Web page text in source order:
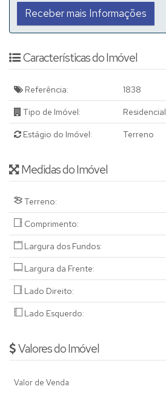
Características do Imóvel
Referência: 1838
Tipo de Imóvel: Residencial
Estágio do Imóvel: Terreno
Medidas do Imóvel
Terreno:
Comprimento:
Largura dos Fundos:
Largura da Frente:
Lado Direito:
Lado Esquerdo:
Valores do Imóvel
Valor de Venda